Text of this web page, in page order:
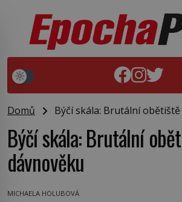
Domů Býčí skála: Brutální
Býčí skála: Brutální
dávnověku
MICHAELA HOLUBOVÁ